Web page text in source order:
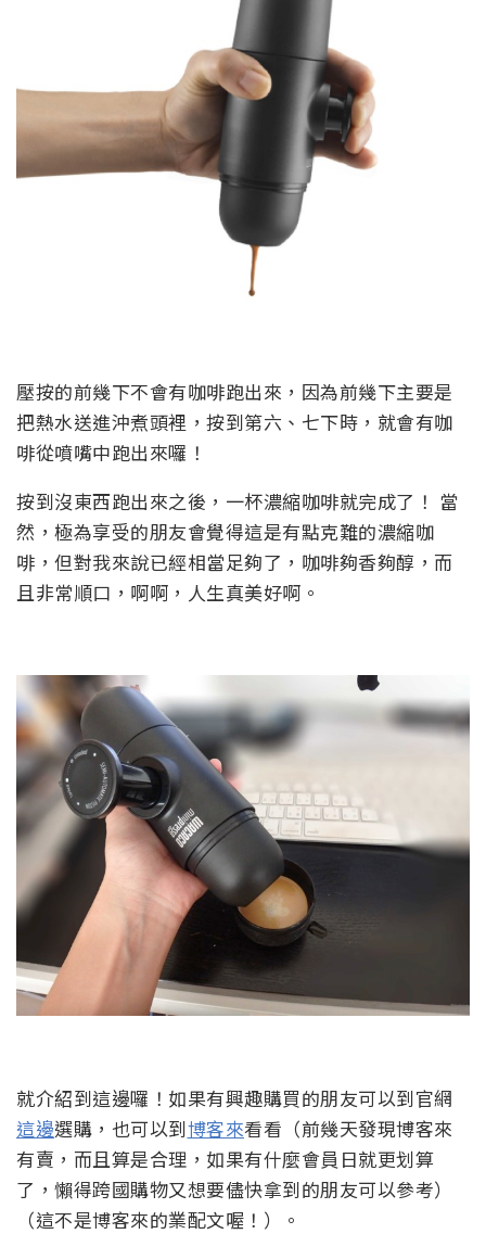
壓按的前幾下不會有咖啡跑出來，因為前幾下主要是
把熱水送進沖煮頭裡，按到第六、七下時，就會有咖
啡從噴嘴中跑出來囉！
按到沒東西跑出來之後，一杯濃縮咖啡就完成了！ 當
然，極為享受的朋友會覺得這是有點克難的濃縮咖
啡，但對我來說已經相當足夠了，咖啡夠香夠醇，而
且非常順口，啊啊，人生真美好啊。
就介紹到這邊囉！如果有興趣購買的朋友可以到官網
這邊選購，也可以到博客來看看（前幾天發現博客來
有賣，而且算是合理，如果有什麼會員日就更划算
了，懶得跨國購物又想要儘快拿到的朋友可以參考）
（這不是博客來的業配文喔！）。